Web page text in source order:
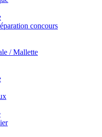
concours
/ Mallette